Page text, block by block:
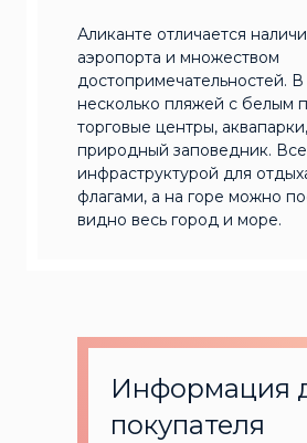
Аликанте отличается
аэропорта и множеством
достопримечательностей.
несколько пляжей с белым
торговые центры,
природный заповедник.
инфраструктурой для
флагами, а на горе можно
видно весь город и море.
Информация
покупателя